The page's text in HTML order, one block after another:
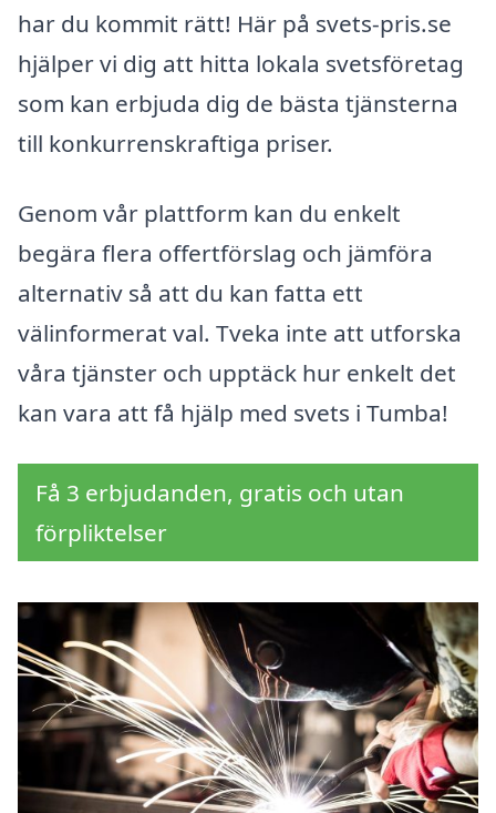
har du kommit rätt! Här på svets-pris.se
hjälper vi dig att hitta lokala svetsföretag
som kan erbjuda dig de bästa tjänsterna
till konkurrenskraftiga priser.
Genom vår plattform kan du enkelt
begära flera offertförslag och jämföra
alternativ så att du kan fatta ett
välinformerat val. Tveka inte att utforska
våra tjänster och upptäck hur enkelt det
kan vara att få hjälp med svets i Tumba!
Få 3 erbjudanden, gratis och utan
förpliktelser